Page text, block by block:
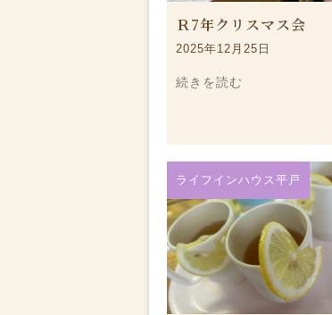
Ｒ7年クリスマス会
2025年12月25日
続きを読む
ライフインハウス平戸